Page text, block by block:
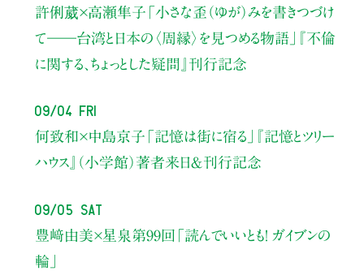
許俐葳×高瀬隼子 「小さな歪（ゆが）みを書きつづけ
て――台湾と日本の〈周縁〉を見つめる物語」
『不倫
に関する、ちょっとした疑問』刊行記念
09/04 Fri
何致和×中島京子 「記憶は街に宿る」
『記憶とツリー
ハウス』（小学館）著者来日＆刊行記念
09/05 Sat
豊﨑由美×星泉 第99回「読んでいいとも！ ガイブンの
輪」